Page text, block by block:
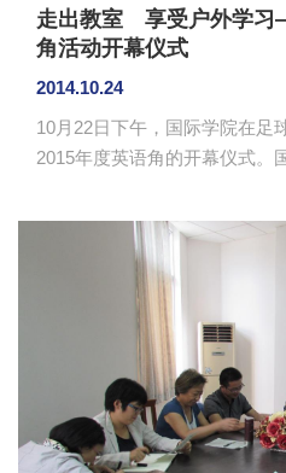
走出教室 享受户外学
角活动开幕仪式
2014.10.24
10月22日下午，国际学院在足
2015年度英语角的开幕仪式。
尤五力，外教韦恩、保罗、马
此次的开幕仪式。仪式由英语
和活动内容作了说明：国际学
来就已经成立，新学年的英语
成，历时两小时左右，第一部
营造良好的英语语言环境...